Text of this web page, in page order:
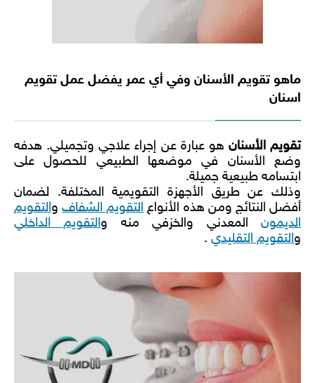
ماهو تقويم الأسنان وفي أي عمر يفضل عمل تقويم
اسنان
تقويم الأسنان هو عبارة عن إجراء علاجي وتجميلي. هدفه
وضع الأسنان في موضعها الطبيعي للحصول على
ابتسامه طبيعية جميلة.
وذلك عن طريق الأجهزة التقويمية المختلفة. لضمان
أفضل النتائج ومن هذه الأنواعالتقويم الشفافوالتقويم
الديمونالمعدني والخزفي منه والتقويم الداخلي
والتقويم التقليدي .